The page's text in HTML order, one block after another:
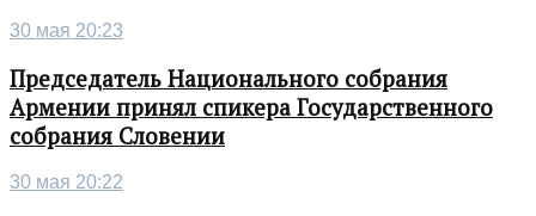
30 мая 20:23
Председатель Национального собрания
Армении принял спикера Государственного
собрания Словении
30 мая 20:22